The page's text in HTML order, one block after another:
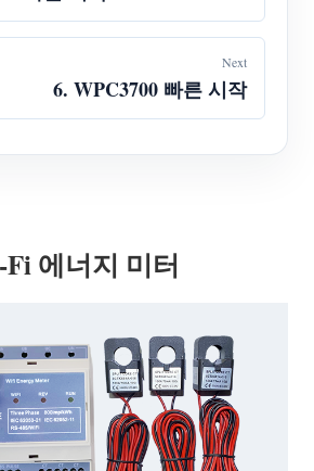
Next
6. WPC3700 빠른 시작
에너지 미터